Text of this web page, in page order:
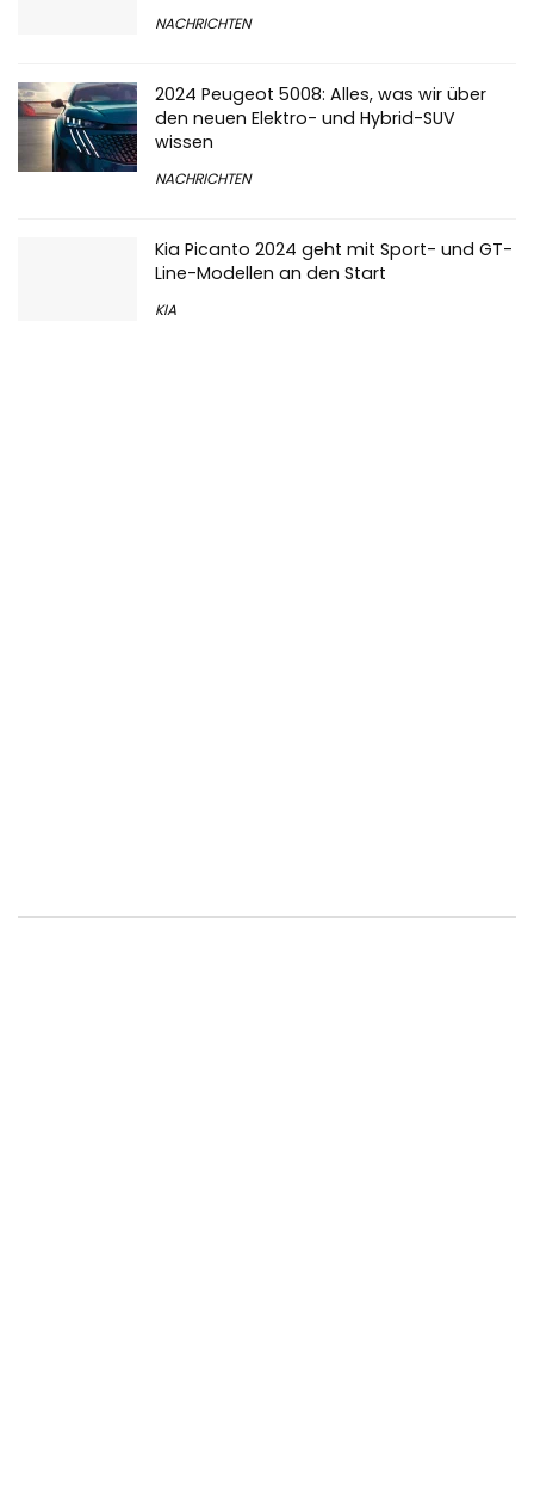
NACHRICHTEN
2024 Peugeot 5008: Alles, was wir über
den neuen Elektro- und Hybrid-SUV
wissen
NACHRICHTEN
Kia Picanto 2024 geht mit Sport- und GT-
Line-Modellen an den Start
KIA